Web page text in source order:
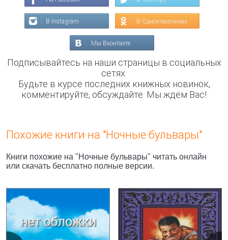
В Instagram В Одноклассниках
Мы Вконтакте
Подписывайтесь на наши страницы в социальных
сетях.
Будьте в курсе последних книжных новинок,
комментируйте, обсуждайте. Мы ждём Вас!
Похожие книги на "Ночные бульвары"
Книги похожие на "Ночные бульвары" читать онлайн
или скачать бесплатно полные версии.